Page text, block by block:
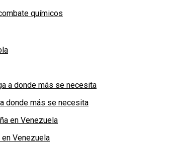
químicos
donde más se necesita
Venezuela